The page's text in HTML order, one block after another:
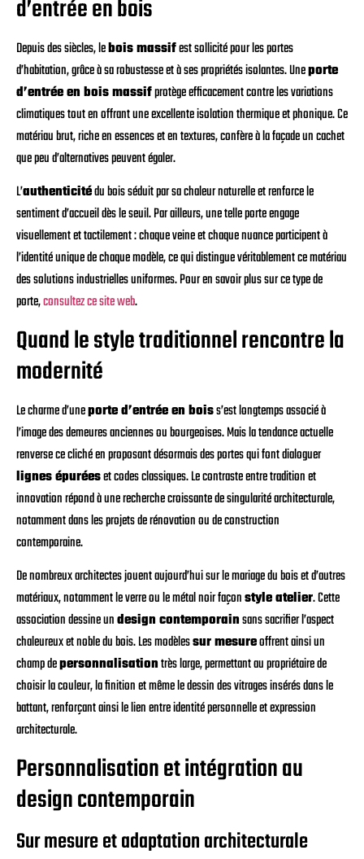
d’entrée en bois
Depuis des siècles, lebois massifest sollicité pour les portes
d’habitation, grâce à sa robustesse et à ses propriétés isolantes. Uneporte
d’entrée en bois massifprotège efficacement contre les variations
climatiques tout en offrant une excellente isolation thermique et phonique. Ce
matériau brut, riche en essences et en textures, confère à la façade un cachet
que peu d’alternatives peuvent égaler.
L’authenticitédu bois séduit par sa chaleur naturelle et renforce le
sentiment d’accueil dès le seuil. Par ailleurs, une telle porte engage
visuellement et tactilement : chaque veine et chaque nuance participent à
l’identité unique de chaque modèle, ce qui distingue véritablement ce matériau
des solutions industrielles uniformes. Pour en savoir plus sur ce type de
porte,consultez ce site web.
Quand le style traditionnel rencontre la
modernité
Le charme d’uneporte d’entrée en boiss’est longtemps associé à
l’image des demeures anciennes ou bourgeoises. Mais la tendance actuelle
renverse ce cliché en proposant désormais des portes qui font dialoguer
lignes épuréeset codes classiques. Le contraste entre tradition et
innovation répond à une recherche croissante de singularité architecturale,
notamment dans les projets de rénovation ou de construction
contemporaine.
De nombreux architectes jouent aujourd’hui sur le mariage du bois et d’autres
matériaux, notamment le verre ou le métal noir façonstyle atelier. Cette
association dessine undesign contemporainsans sacrifier l’aspect
chaleureux et noble du bois. Les modèlessur mesureoffrent ainsi un
champ depersonnalisationtrès large, permettant au propriétaire de
choisir la couleur, la finition et même le dessin des vitrages insérés dans le
battant, renforçant ainsi le lien entre identité personnelle et expression
architecturale.
Personnalisation et intégration au
design contemporain
Sur mesure et adaptation architecturale